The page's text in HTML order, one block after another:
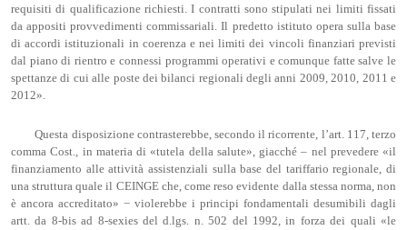
requisiti di qualificazione richiesti. I contratti sono stipulati nei limiti fissati
da appositi provvedimenti commissariali. Il predetto istituto opera sulla base
di accordi istituzionali in coerenza e nei limiti dei vincoli finanziari previsti
dal piano di rientro e connessi programmi operativi e comunque fatte salve le
spettanze di cui alle poste dei bilanci regionali degli anni 2009, 2010, 2011 e
2012».
Questa disposizione contrasterebbe, secondo il ricorrente, l’art. 117, terzo
comma Cost., in materia di «tutela della salute», giacché – nel prevedere «il
finanziamento alle attività assistenziali sulla base del tariffario regionale, di
una struttura quale il CEINGE che, come reso evidente dalla stessa norma, non
è ancora accreditato» − violerebbe i principi fondamentali desumibili dagli
artt. da 8-bis ad 8-sexies del d.lgs. n. 502 del 1992, in forza dei quali «le